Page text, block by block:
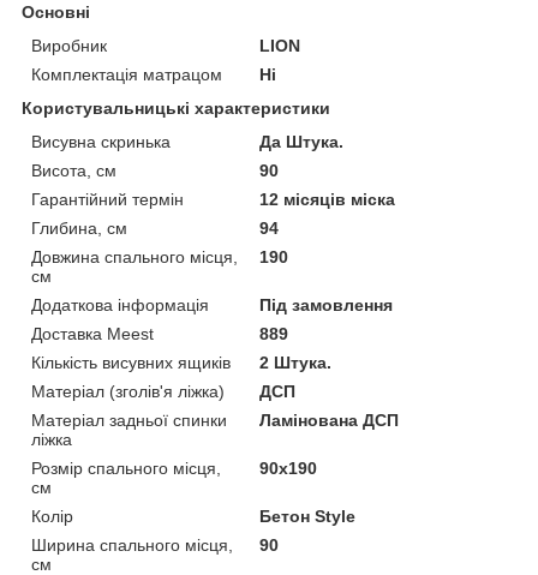
Основні
Виробник
LION
Комплектація матрацом
Ні
Користувальницькі характеристики
Висувна скринька
Да Штука.
Висота, см
90
Гарантійний термін
12 місяців міска
Глибина, см
94
Довжина спального місця,
см
190
Додаткова інформація
Під замовлення
Доставка Meest
889
Кількість висувних ящиків
2 Штука.
Матеріал (зголів'я ліжка)
ДСП
Матеріал задньої спинки
ліжка
Ламінована ДСП
Розмір спального місця,
см
90x190
Колір
Бетон Style
Ширина спального місця,
см
90